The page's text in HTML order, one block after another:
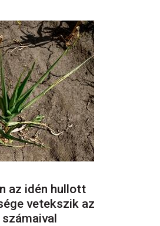
az idén hullott
vetekszik az